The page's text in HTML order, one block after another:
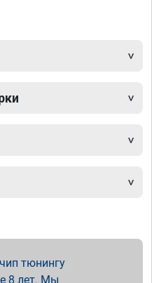
тюнингу
8 лет. Мы